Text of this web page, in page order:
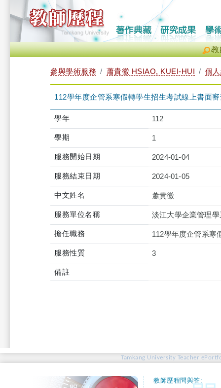
教
參與學術服務 蕭貴徽 HSIAO, KUEI-HUI 個
112學年度企管系寒假轉學生招生考試線上書面
學年 112
學期 1
服務開始日期 2024-01-04
服務結束日期 2024-01-05
中文姓名 蕭貴徽
服務單位名稱 淡江大學企業管理學
擔任職務 112學年度企管系寒
服務性質 3
備註
Tamkang University Teacher
教師歷程問與答: